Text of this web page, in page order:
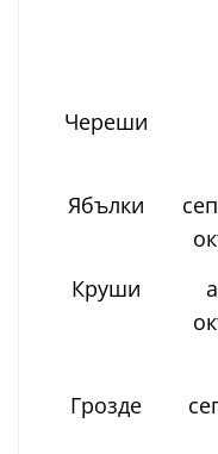
Череши
Ябълки
Круши
Грозде